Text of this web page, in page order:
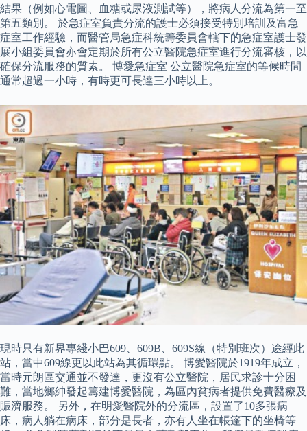
結果（例如心電圖、血糖或尿液測試等），將病人分流為第一至
第五類別。 於急症室負責分流的護士必須接受特別培訓及富急
症室工作經驗，而醫管局急症科統籌委員會轄下的急症室護士發
展小組委員會亦會定期於所有公立醫院急症室進行分流審核，以
確保分流服務的質素。 博愛急症室 公立醫院急症室的等候時間
通常超過一小時，有時更可長達三小時以上。
現時只有新界專綫小巴609、609B、609S線（特別班次）途經此
站，當中609線更以此站為其循環點。 博愛醫院於1919年成立，
當時元朗區交通並不發達，更沒有公立醫院，居民求診十分困
難，當地鄉紳發起籌建博愛醫院，為區內貧病者提供免費醫療及
賑濟服務。 另外，在明愛醫院外的分流區，設置了10多張病
床，病人躺在病床，部分是長者，亦有人坐在帳篷下的坐椅等